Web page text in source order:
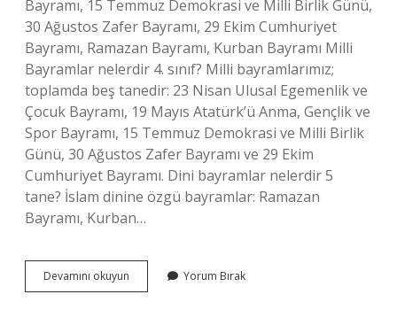
Bayramı, 15 Temmuz Demokrasi ve Milli Birlik Günü,
30 Ağustos Zafer Bayramı, 29 Ekim Cumhuriyet
Bayramı, Ramazan Bayramı, Kurban Bayramı Milli
Bayramlar nelerdir 4. sınıf? Milli bayramlarımız;
toplamda beş tanedir: 23 Nisan Ulusal Egemenlik ve
Çocuk Bayramı, 19 Mayıs Atatürk’ü Anma, Gençlik ve
Spor Bayramı, 15 Temmuz Demokrasi ve Milli Birlik
Günü, 30 Ağustos Zafer Bayramı ve 29 Ekim
Cumhuriyet Bayramı. Dini bayramlar nelerdir 5
tane? İslam dinine özgü bayramlar: Ramazan
Bayramı, Kurban…
Devamını okuyun Bayramlar
Kaça
Yorum Bırak